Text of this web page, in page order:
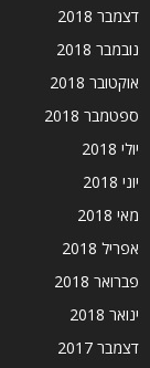
דצמבר 2018
נובמבר 2018
אוקטובר 2018
ספטמבר 2018
יולי 2018
יוני 2018
מאי 2018
אפריל 2018
פברואר 2018
ינואר 2018
דצמבר 2017